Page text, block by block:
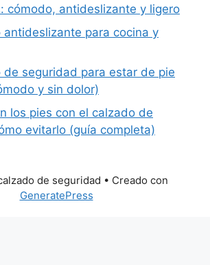
cómodo, antideslizante y ligero
antideslizante para cocina y
de seguridad para estar de pie
y sin dolor)
los pies con el calzado de
evitarlo (guía completa)
de seguridad • Creado con
GeneratePress